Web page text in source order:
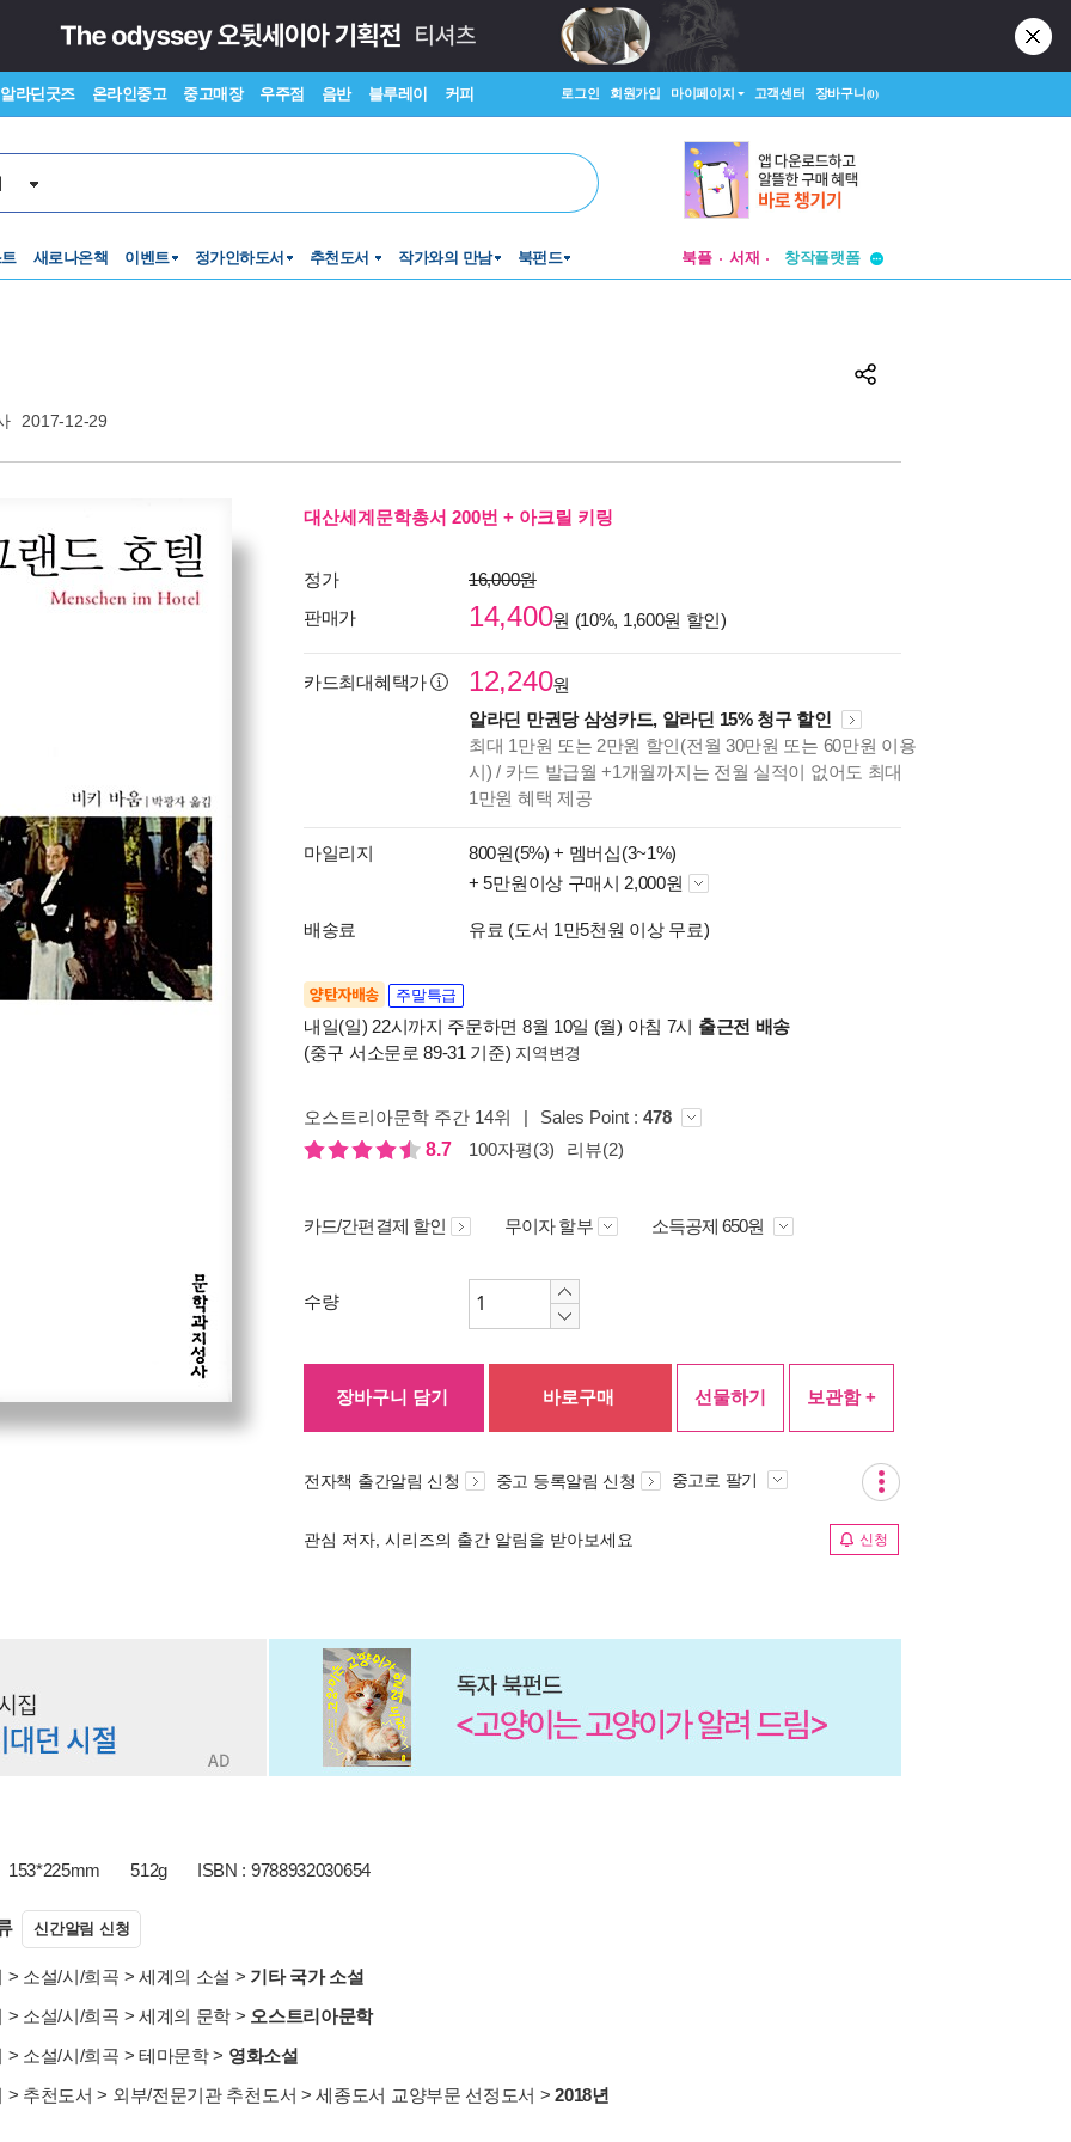
알라딘굿즈 온라인중고 중고매장 우주점 음반 블루레이 커피 로그인 회원가입 마이페이지 고객센터 장바구니(0)
새로나온책 이벤트 정가인하도서 추천도서 작가와의 만남 북펀드 북플 서재
창작플랫폼
투비컨티뉴드
2017-12-29
대산세계문학총서 200번 + 아크릴 키링
정가
16,000원
판매가
14,400원 (10%, 1,600원 할인)
카드최대혜택가 12,240원
알라딘 만권당 삼성카드, 알라딘 15% 청구 할인
최대 1만원 또는 2만원 할인(전월 30만원 또는 60만원 이용
시) / 카드 발급월 +1개월까지는 전월 실적이 없어도 최대
1만원 혜택 제공
마일리지 800원(5%) + 멤버십(3~1%)
+ 5만원이상 구매시 2,000원
배송료 유료 (도서 1만5천원 이상 무료)
양탄자배송 주말특급
내일(일) 22시까지 주문하면 8월 10일 (월) 아침 7시 출근전 배송
(중구 서소문로 89-31 기준) 지역변경
오스트리아문학 주간 14위 | Sales Point : 478
8.7
100자평(3) 리뷰(2)
카드/간편결제 할인 무이자 할부 소득공제 650원
수량
장바구니 담기 바로구매 선물하기 보관함 +
전자책 출간알림 신청 중고 등록알림 신청 중고로 팔기
관심 저자, 시리즈의 출간 알림을 받아보세요 신청
153*225mm 512g ISBN : 9788932030654
신간알림 신청
> 소설/시/희곡 > 세계의 소설 > 기타 국가 소설
> 소설/시/희곡 > 세계의 문학 > 오스트리아문학
> 소설/시/희곡 > 테마문학> 영화소설
> 추천도서 > 외부/전문기관 추천도서 >세종도서 교양부문 선정도서 >2018년